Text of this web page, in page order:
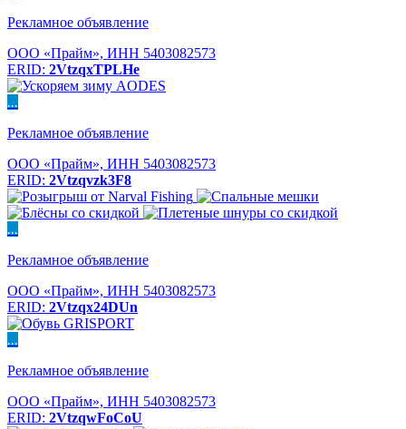
Рекламное объявление
ООО «Прайм», ИНН 5403082573
ERID: 2VtzqxTPLHe
...
Рекламное объявление
ООО «Прайм», ИНН 5403082573
ERID: 2Vtzqvzk3F8
...
Рекламное объявление
ООО «Прайм», ИНН 5403082573
ERID: 2Vtzqx24DUn
...
Рекламное объявление
ООО «Прайм», ИНН 5403082573
ERID: 2VtzqwFoCoU